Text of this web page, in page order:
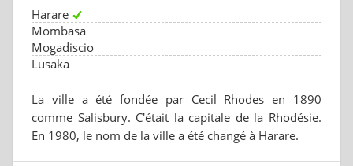
Harare
Mombasa
Mogadiscio
Lusaka
La ville a été fondée par Cecil Rhodes en 1890
comme Salisbury. C'était la capitale de la Rhodésie.
En 1980, le nom de la ville a été changé à Harare.